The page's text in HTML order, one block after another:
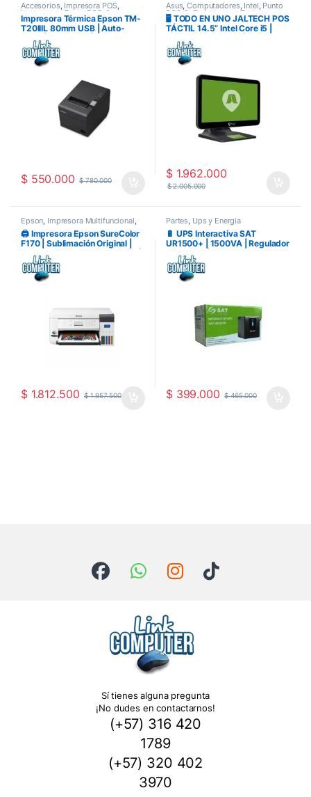
Accesorios, Impresora POS,
Impresoras ,Punto POS-2
Impresora Térmica Epson TM-
T20IIIL 80mm USB | Auto-
corte | 250mm/s | Compatible
POS y Facturación Electrónica
DIAN | Garantía Oficial — Link
Computer Pereira
$550.000 $780.000
Asus,Computadores, Intel, Punto
POS-2 ,Todo en uno,Todo en uno
🖥️ TODO EN UNO JALTECH POS
TÁCTIL 14.5” Intel Core i5 |
Negocios y Puntos de Venta
$1.962.000
$2.005.000
Epson, Impresora Multifuncional,
Impresoras
🖨️ Impresora Epson SureColor
F170 | Sublimación Original |
Tinta de Sublimación Incluida |
Ideal para Camisetas, Tazas y
Productos Personalizados |
Link Computer Pereira
$1.812.500 $1.957.500
Partes, Ups y Energia
🔋 UPS Interactiva SAT
UR1500+ | 1500VA | Regulador
de Voltaje | Pantalla LCD
$399.000 $465.000
Sí tienes alguna pregunta
¡No dudes en contactarnos!
(+57) 316 420
1789
(+57) 320 402
3970